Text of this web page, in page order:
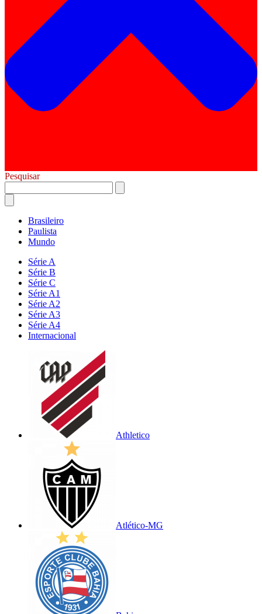
Pesquisar
Brasileiro
Paulista
Mundo
Série A
Série B
Série C
Série A1
Série A2
Série A3
Série A4
Internacional
Athletico
Atlético-MG